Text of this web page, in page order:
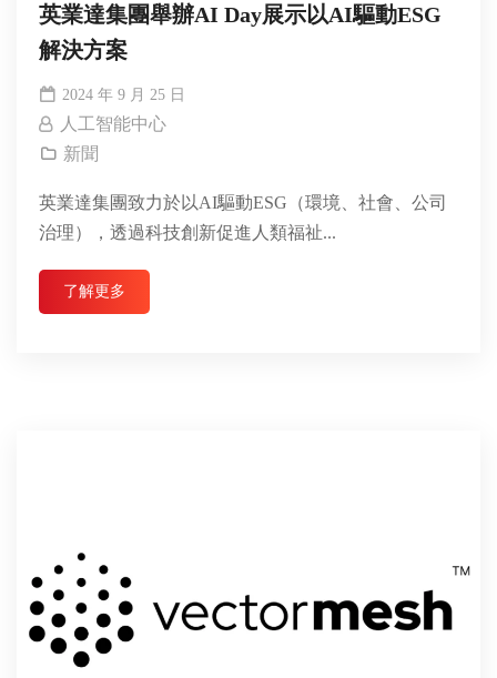
英業達集團舉辦AI Day展示以AI驅動ESG
解決方案
2024 年 9 月 25 日
人工智能中心
新聞
英業達集團致力於以AI驅動ESG（環境、社會、公司
治理），透過科技創新促進人類福祉...
了解更多